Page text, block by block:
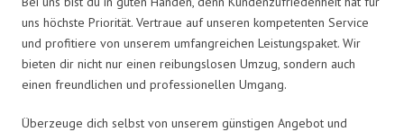
uns höchste Priorität. Vertraue auf unseren kompetenten Service
und profitiere von unserem umfangreichen Leistungspaket. Wir
bieten dir nicht nur einen reibungslosen Umzug, sondern auch
einen freundlichen und professionellen Umgang.
Überzeuge dich selbst von unserem günstigen Angebot und